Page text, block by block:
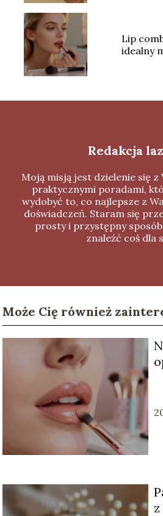
Lip
idealny
Redakcja
Moją misją jest dzielenie się
praktycznymi poradami,
wydobyć to, co najlepsze z
doświadczeń. Staram się
prosty i przystępny
znaleźć coś dla
Może Cię również